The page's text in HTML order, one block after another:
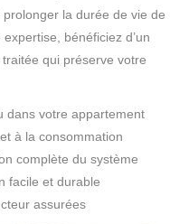
la durée de vie de
bénéficiez d’un
qui préserve votre
dans votre appartement
à la consommation
complète du système
facile et durable
assurées